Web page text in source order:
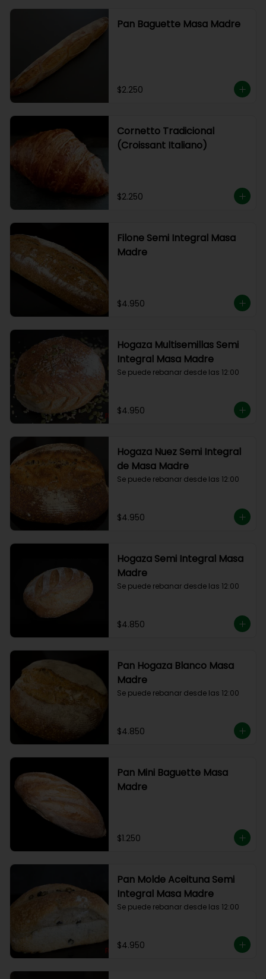
Pan Baguette Masa Madre
$2.250
Cornetto Tradicional
(Croissant Italiano)
$2.250
Filone Semi Integral Masa
Madre
$4.950
Hogaza Multisemillas Semi
Integral Masa Madre
Se puede rebanar desde las 12:00
$4.950
Hogaza Nuez Semi Integral
de Masa Madre
Se puede rebanar desde las 12:00
$4.950
Hogaza Semi Integral Masa
Madre
Se puede rebanar desde las 12:00
$4.850
Pan Hogaza Blanco Masa
Madre
Se puede rebanar desde las 12:00
$4.850
Pan Mini Baguette Masa
Madre
$1.250
Pan Molde Aceituna Semi
Integral Masa Madre
Se puede rebanar desde las 12:00
$4.950